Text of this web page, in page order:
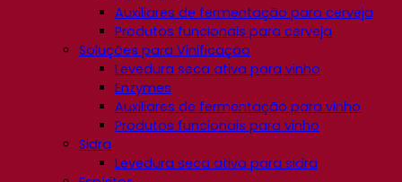
Auxiliares de fermentação para cerveja
Produtos funcionais para cerveja
Soluções para Vinificação
Levedura seca ativa para vinho
Enzymes
Auxiliares de fermentação para vinho
Produtos funcionais para vinho
Sidra
Levedura seca ativa para sidra